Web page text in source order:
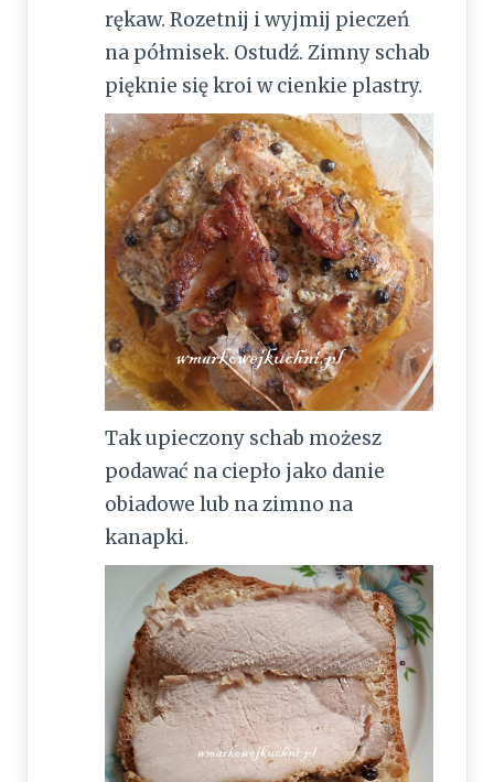
rękaw. Rozetnij i wyjmij pieczeń
na półmisek. Ostudź. Zimny schab
pięknie się kroi w cienkie plastry.
Tak upieczony schab możesz
podawać na ciepło jako danie
obiadowe lub na zimno na
kanapki.